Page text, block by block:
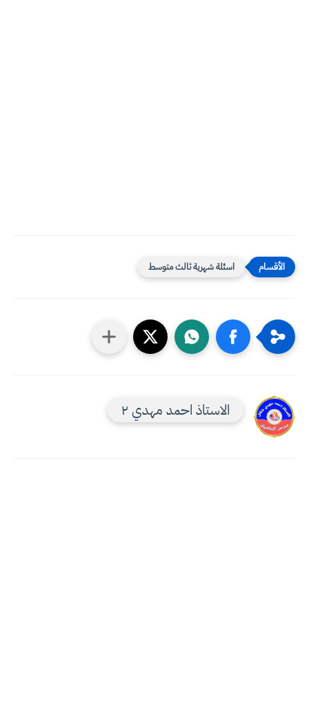
اسئلة شهرية ثالث متوسط
الاستاذ احمد مهدي ٢